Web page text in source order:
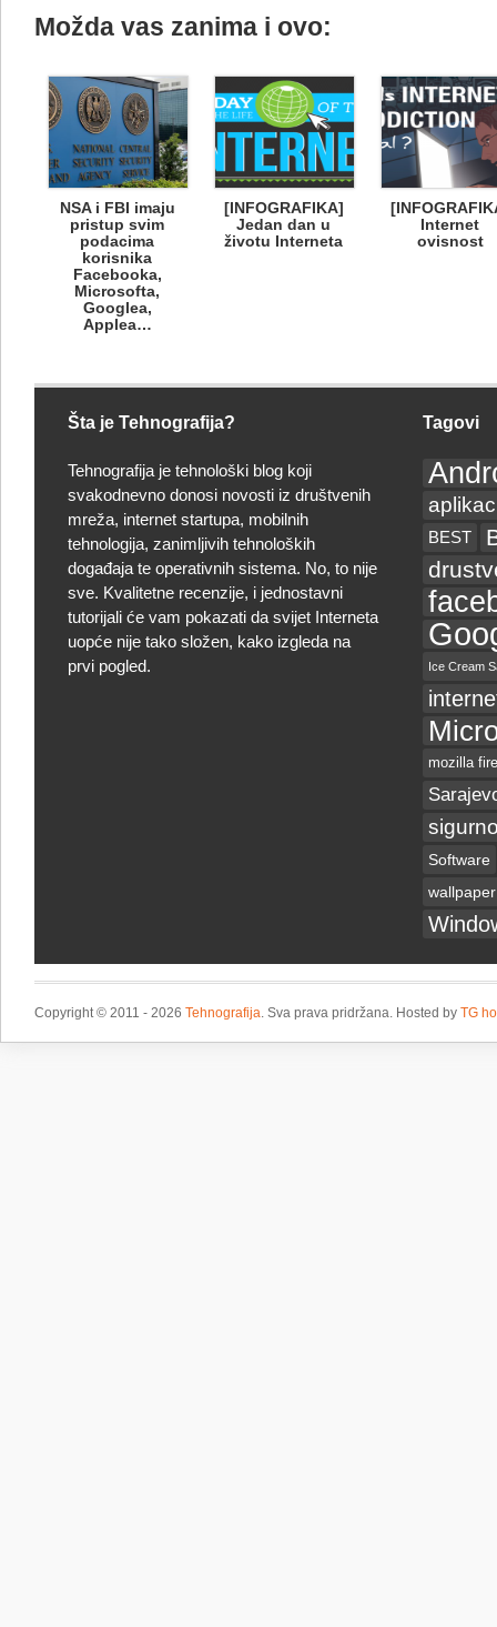
Možda vas zanima i ovo:
NSA i FBI imaju
pristup svim
podacima
korisnika
Facebooka,
Microsofta,
Googlea,
Applea…
[INFOGRAFIKA]
Jedan dan u
životu Interneta
Internet
ovisnost
Šta je Tehnografija?
Tehnografija je tehnološki blog koji
svakodnevno donosi novosti iz društvenih
mreža, internet startupa, mobilnih
tehnologija, zanimljivih tehnoloških
događaja te operativnih sistema. No, to nije
sve. Kvalitetne recenzije, i jednostavni
tutorijali će vam pokazati da svijet Interneta
uopće nije tako složen, kako izgleda na
prvi pogled.
Tagovi
BEST
Ice Cream
mozilla
Software
wallpaper
Copyright © 2011 - 2026 Tehnografija. Sva prava pridržana. Hosted by TG